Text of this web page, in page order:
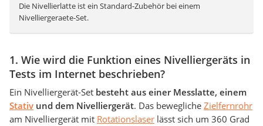
Die Nivellierlatte ist ein Standard-Zubehör bei einem
Nivelliergeraete-Set.
1. Wie wird die Funktion eines Nivelliergeräts in
Tests im Internet beschrieben?
Ein Nivelliergerät-Set besteht aus einer Messlatte, einem
Stativ und dem Nivelliergerät. Das bewegliche Zielfernrohr
am Nivelliergerät mit Rotationslaser lässt sich um 360 Grad